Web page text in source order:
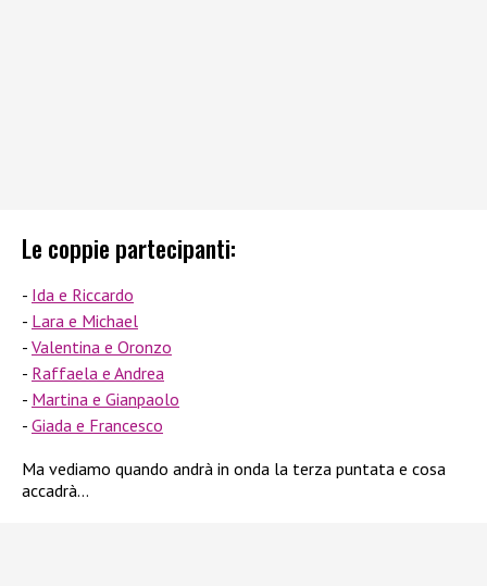
Le coppie partecipanti:
Ida e Riccardo
Lara e Michael
Valentina e Oronzo
Raffaela e Andrea
Martina e Gianpaolo
Giada e Francesco
Ma vediamo quando andrà in onda la terza puntata e cosa
accadrà…